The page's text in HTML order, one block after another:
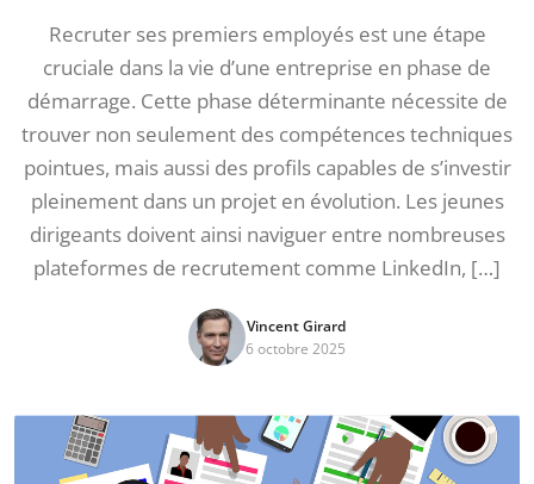
Recruter ses premiers employés est une étape
cruciale dans la vie d’une entreprise en phase de
démarrage. Cette phase déterminante nécessite de
trouver non seulement des compétences techniques
pointues, mais aussi des profils capables de s’investir
pleinement dans un projet en évolution. Les jeunes
dirigeants doivent ainsi naviguer entre nombreuses
plateformes de recrutement comme LinkedIn, […]
Vincent Girard
6 octobre 2025